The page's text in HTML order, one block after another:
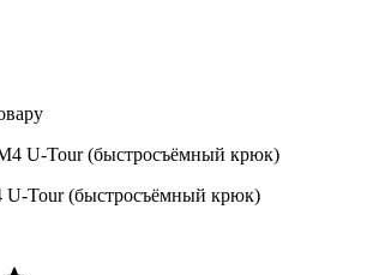
U-Tour (быстросъёмный крюк)